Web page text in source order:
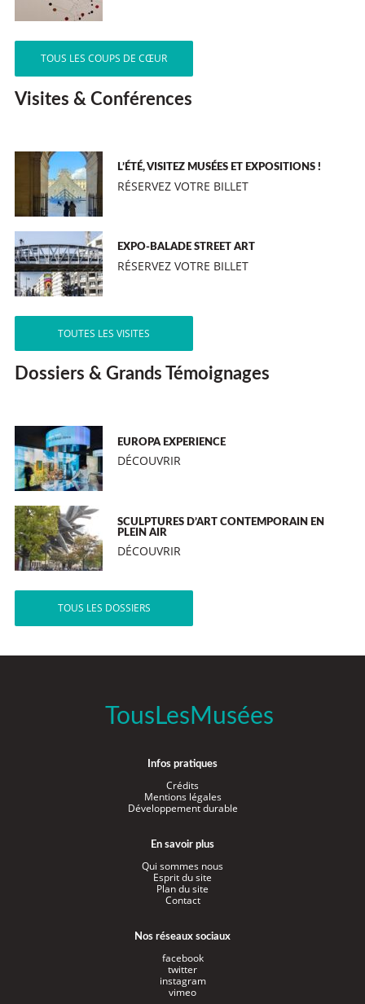
TOUS LES COUPS DE CŒUR
Visites & Conférences
L’ÉTÉ, VISITEZ MUSÉES ET EXPOSITIONS !
RÉSERVEZ VOTRE BILLET
EXPO-BALADE STREET ART
RÉSERVEZ VOTRE BILLET
TOUTES LES VISITES
Dossiers & Grands Témoignages
EUROPA EXPERIENCE
DÉCOUVRIR
SCULPTURES D’ART CONTEMPORAIN EN
PLEIN AIR
DÉCOUVRIR
TOUS LES DOSSIERS
TousLesMusées
Infos pratiques
Crédits
Mentions légales
Développement durable
En savoir plus
Qui sommes nous
Esprit du site
Plan du site
Contact
Nos réseaux sociaux
facebook
twitter
instagram
vimeo